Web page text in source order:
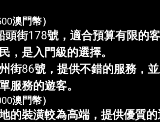
澳門幣）
頭街178號，適合預算有限的
，是入門級的選擇。
街86號，提供不錯的服務，
服務的遊客。
澳門幣）
的裝潢較為高端，提供優質